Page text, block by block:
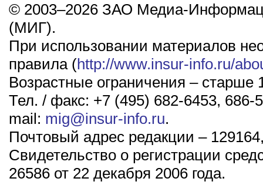
© 2003–2026 ЗАО Медиа-
(МИГ).
При использовании материалов
правила (http://www.insur-info.ru/
Возрастные ограничения – старше
Тел. / факс: +7 (495) 682-6453, 686-
mail: mig@insur-info.ru.
Почтовый адрес редакции –
Свидетельство о регистрации
26586 от 22 декабря 2006 года.